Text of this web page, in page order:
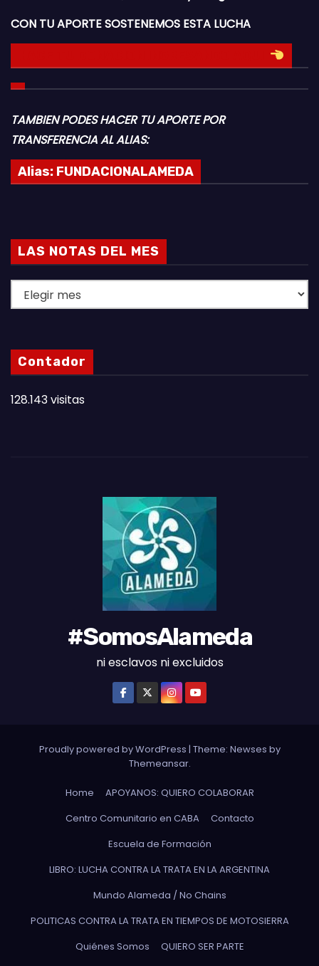
CON TU APORTE SOSTENEMOS ESTA LUCHA
TAMBIEN PODES HACER TU APORTE POR
TRANSFERENCIA AL ALIAS:
Alias: FUNDACIONALAMEDA
LAS NOTAS DEL MES
A
N
O
A
Contador
128.143 visitas
#SomosAlameda
ni esclavos ni excluidos
Proudly powered by WordPress | Theme: Newses by
Themeansar.
Home
APOYANOS: QUIERO COLABORAR
Centro Comunitario en CABA
Contacto
Escuela de Formación
LIBRO: LUCHA CONTRA LA TRATA EN LA ARGENTINA
Mundo Alameda / No Chains
POLITICAS CONTRA LA TRATA EN TIEMPOS DE MOTOSIERRA
Quiénes Somos
QUIERO SER PARTE